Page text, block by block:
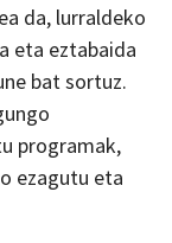
da, lurraldeko
eta eztabaida
bat sortuz.
programak,
ezagutu eta